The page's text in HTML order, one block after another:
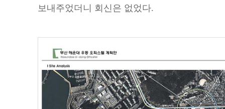
보내주었더니 회신은 없었다.